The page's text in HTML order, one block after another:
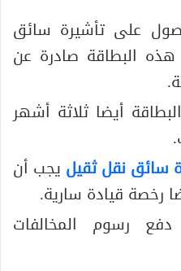
على تأشيرة سائق
البطاقة صادرة عن
أيضا ثلاثة أشهر
سائق نقل ثقيل يجب أن
رخصة قيادة سارية.
رسوم المخالفات